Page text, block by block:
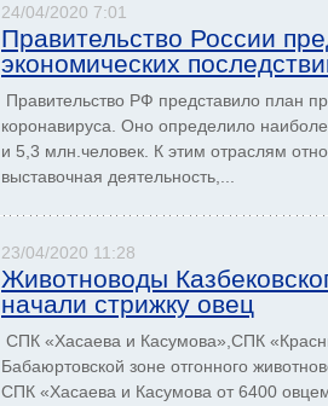
24/04/2020 7:01
Правительство России
экономических
Правительство РФ представило план
коронавируса. Оно определило
и 5,3 млн.человек. К этим отраслям
выставочная деятельность,...
23/04/2020 11:28
Животноводы
начали стрижку овец
СПК «Хасаева и Касумова»,СПК
Бабаюртовской зоне отгонного
СПК «Хасаева и Касумова от 6400